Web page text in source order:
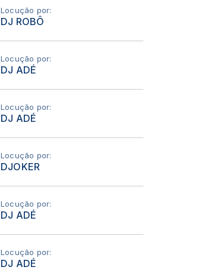
Locução por:
DJ ROBÔ
Locução por:
DJ ADÉ
Locução por:
DJ ADÉ
Locução por:
DJOKER
Locução por:
DJ ADÉ
Locução por:
DJ ADÉ